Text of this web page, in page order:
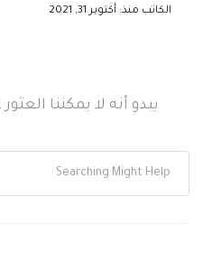
الكاتب منذ: أكتوبر 31, 2021
يبدو أنه لا يمكننا